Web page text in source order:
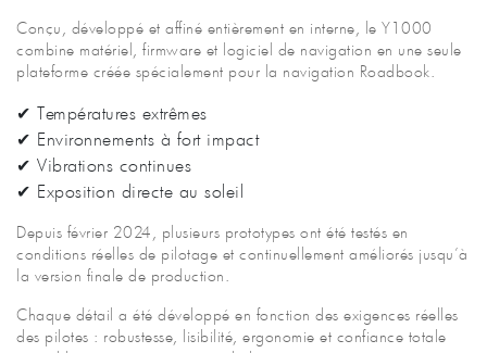
Conçu, développé et affiné entièrement en interne, le Y1000
combine matériel, firmware et logiciel de navigation en une seule
plateforme créée spécialement pour la navigation Roadbook.
✔ Températures extrêmes
✔ Environnements à fort impact
✔ Vibrations continues
✔ Exposition directe au soleil
Depuis février 2024, plusieurs prototypes ont été testés en
conditions réelles de pilotage et continuellement améliorés jusqu’à
la version finale de production.
Chaque détail a été développé en fonction des exigences réelles
des pilotes : robustesse, lisibilité, ergonomie et confiance totale